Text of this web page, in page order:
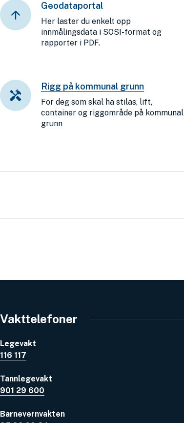
Geodataportal
Her laster du enkelt opp
innmålingsdata i SOSI-format og
rapporter i PDF.
Rigg på kommunal grunn
For deg som skal ha stilas, lift,
container og riggområde på kommunal
grunn
Vakttelefoner
Legevakt
116 117
Tannlegevakt
901 29 600
Barnevernvakten